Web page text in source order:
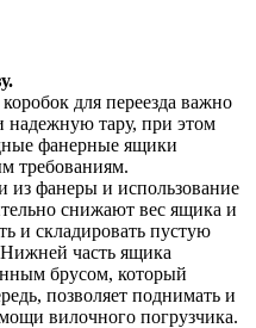
для переезда важно
надежную тару, при этом
фанерные ящики
требованиям.
из фанеры и использование
снижают вес ящика и
и складировать пустую
часть ящика
брусом, который
позволяет поднимать и
вилочного погрузчика.